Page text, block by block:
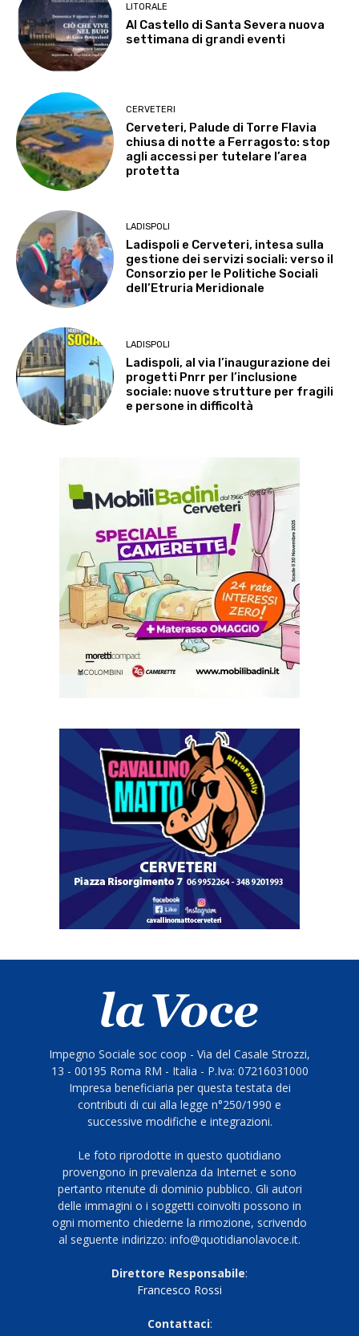
LITORALE
Al Castello di Santa Severa nuova
settimana di grandi eventi
CERVETERI
Cerveteri, Palude di Torre Flavia
chiusa di notte a Ferragosto: stop
agli accessi per tutelare l’area
protetta
LADISPOLI
Ladispoli e Cerveteri, intesa sulla
gestione dei servizi sociali: verso il
Consorzio per le Politiche Sociali
dell’Etruria Meridionale
LADISPOLI
Ladispoli, al via l’inaugurazione dei
progetti Pnrr per l’inclusione
sociale: nuove strutture per fragili
e persone in difficoltà
Impegno Sociale soc coop - Via del Casale Strozzi,
13 - 00195 Roma RM - Italia - P.Iva: 07216031000
Impresa beneficiaria per questa testata dei
contributi di cui alla legge n°250/1990 e
successive modifiche e integrazioni.
Le foto riprodotte in questo quotidiano
provengono in prevalenza da Internet e sono
pertanto ritenute di dominio pubblico. Gli autori
delle immagini o i soggetti coinvolti possono in
ogni momento chiederne la rimozione, scrivendo
al seguente indirizzo: info@quotidianolavoce.it.
Direttore Responsabile:
Francesco Rossi
Contattaci: